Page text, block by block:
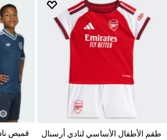
طقم الأطفال الأساسي لنادي أرسنال
قميص